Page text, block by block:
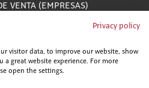
VENTA (EMPRESAS)
DE DOCUMENTACIÓN
33 55
Privacy policy
visitor data, to improve our website, show
a great website experience. For more
open the settings.